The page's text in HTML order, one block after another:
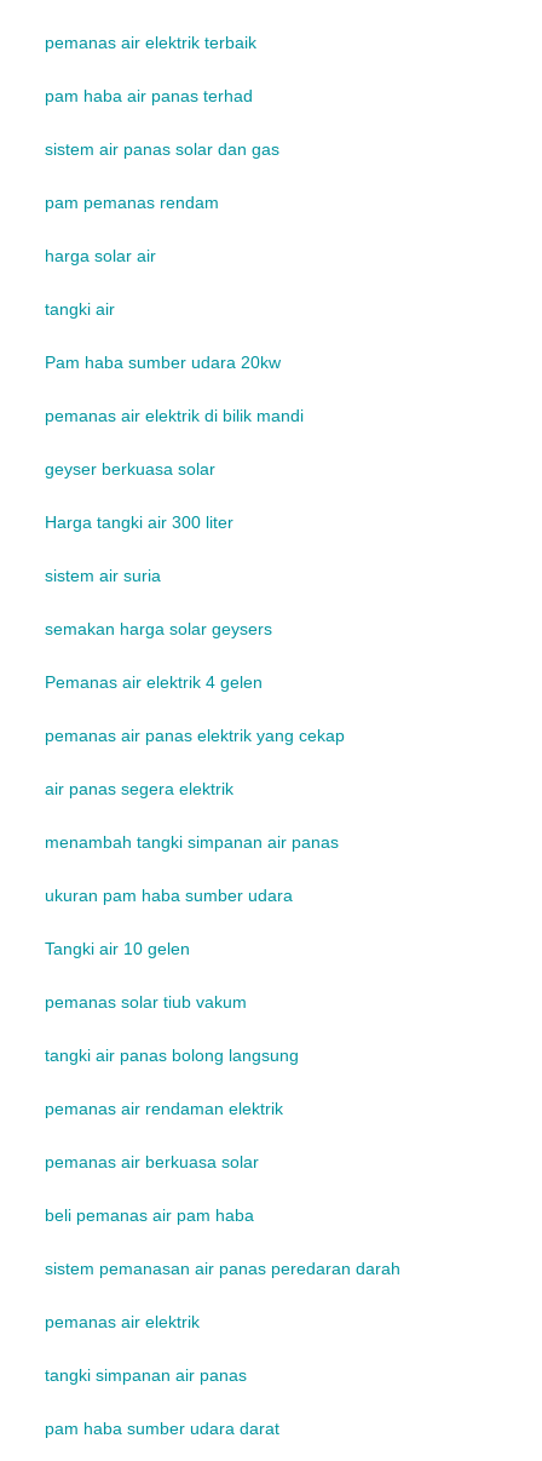
pemanas air elektrik terbaik
pam haba air panas terhad
sistem air panas solar dan gas
pam pemanas rendam
harga solar air
tangki air
Pam haba sumber udara 20kw
pemanas air elektrik di bilik mandi
geyser berkuasa solar
Harga tangki air 300 liter
sistem air suria
semakan harga solar geysers
Pemanas air elektrik 4 gelen
pemanas air panas elektrik yang cekap
air panas segera elektrik
menambah tangki simpanan air panas
ukuran pam haba sumber udara
Tangki air 10 gelen
pemanas solar tiub vakum
tangki air panas bolong langsung
pemanas air rendaman elektrik
pemanas air berkuasa solar
beli pemanas air pam haba
sistem pemanasan air panas peredaran darah
pemanas air elektrik
tangki simpanan air panas
pam haba sumber udara darat